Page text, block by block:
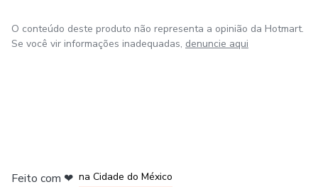
O conteúdo deste produto não representa a opinião da Hotmart.
Se você vir informações inadequadas, denuncie aqui
Feito com ❤ na Cidade do México